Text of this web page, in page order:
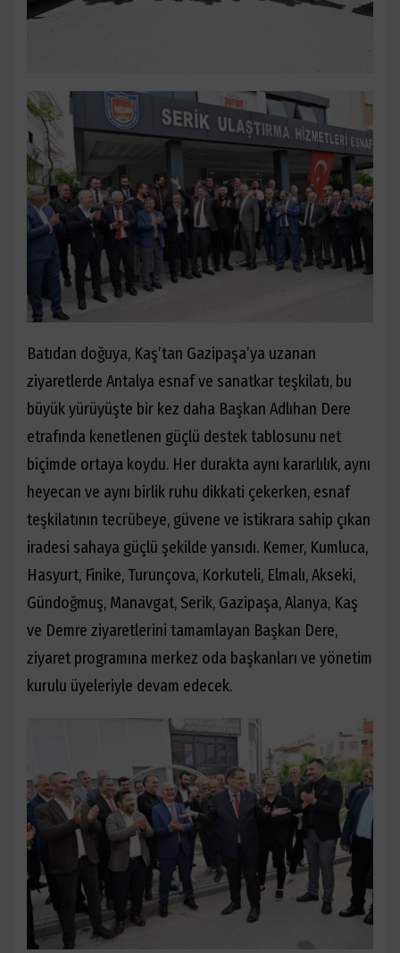
Batıdan doğuya, Kaş’tan Gazipaşa’ya uzanan
ziyaretlerde Antalya esnaf ve sanatkar teşkilatı, bu
büyük yürüyüşte bir kez daha Başkan Adlıhan Dere
etrafında kenetlenen güçlü destek tablosunu net
biçimde ortaya koydu. Her durakta aynı kararlılık, aynı
heyecan ve aynı birlik ruhu dikkati çekerken, esnaf
teşkilatının tecrübeye, güvene ve istikrara sahip çıkan
iradesi sahaya güçlü şekilde yansıdı. Kemer, Kumluca,
Hasyurt, Finike, Turunçova, Korkuteli, Elmalı, Akseki,
Gündoğmuş, Manavgat, Serik, Gazipaşa, Alanya, Kaş
ve Demre ziyaretlerini tamamlayan Başkan Dere,
ziyaret programına merkez oda başkanları ve yönetim
kurulu üyeleriyle devam edecek.